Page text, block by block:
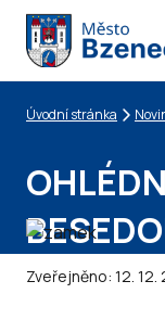
Drobečková
Úvodní stránka
Zveřejněno: 12.